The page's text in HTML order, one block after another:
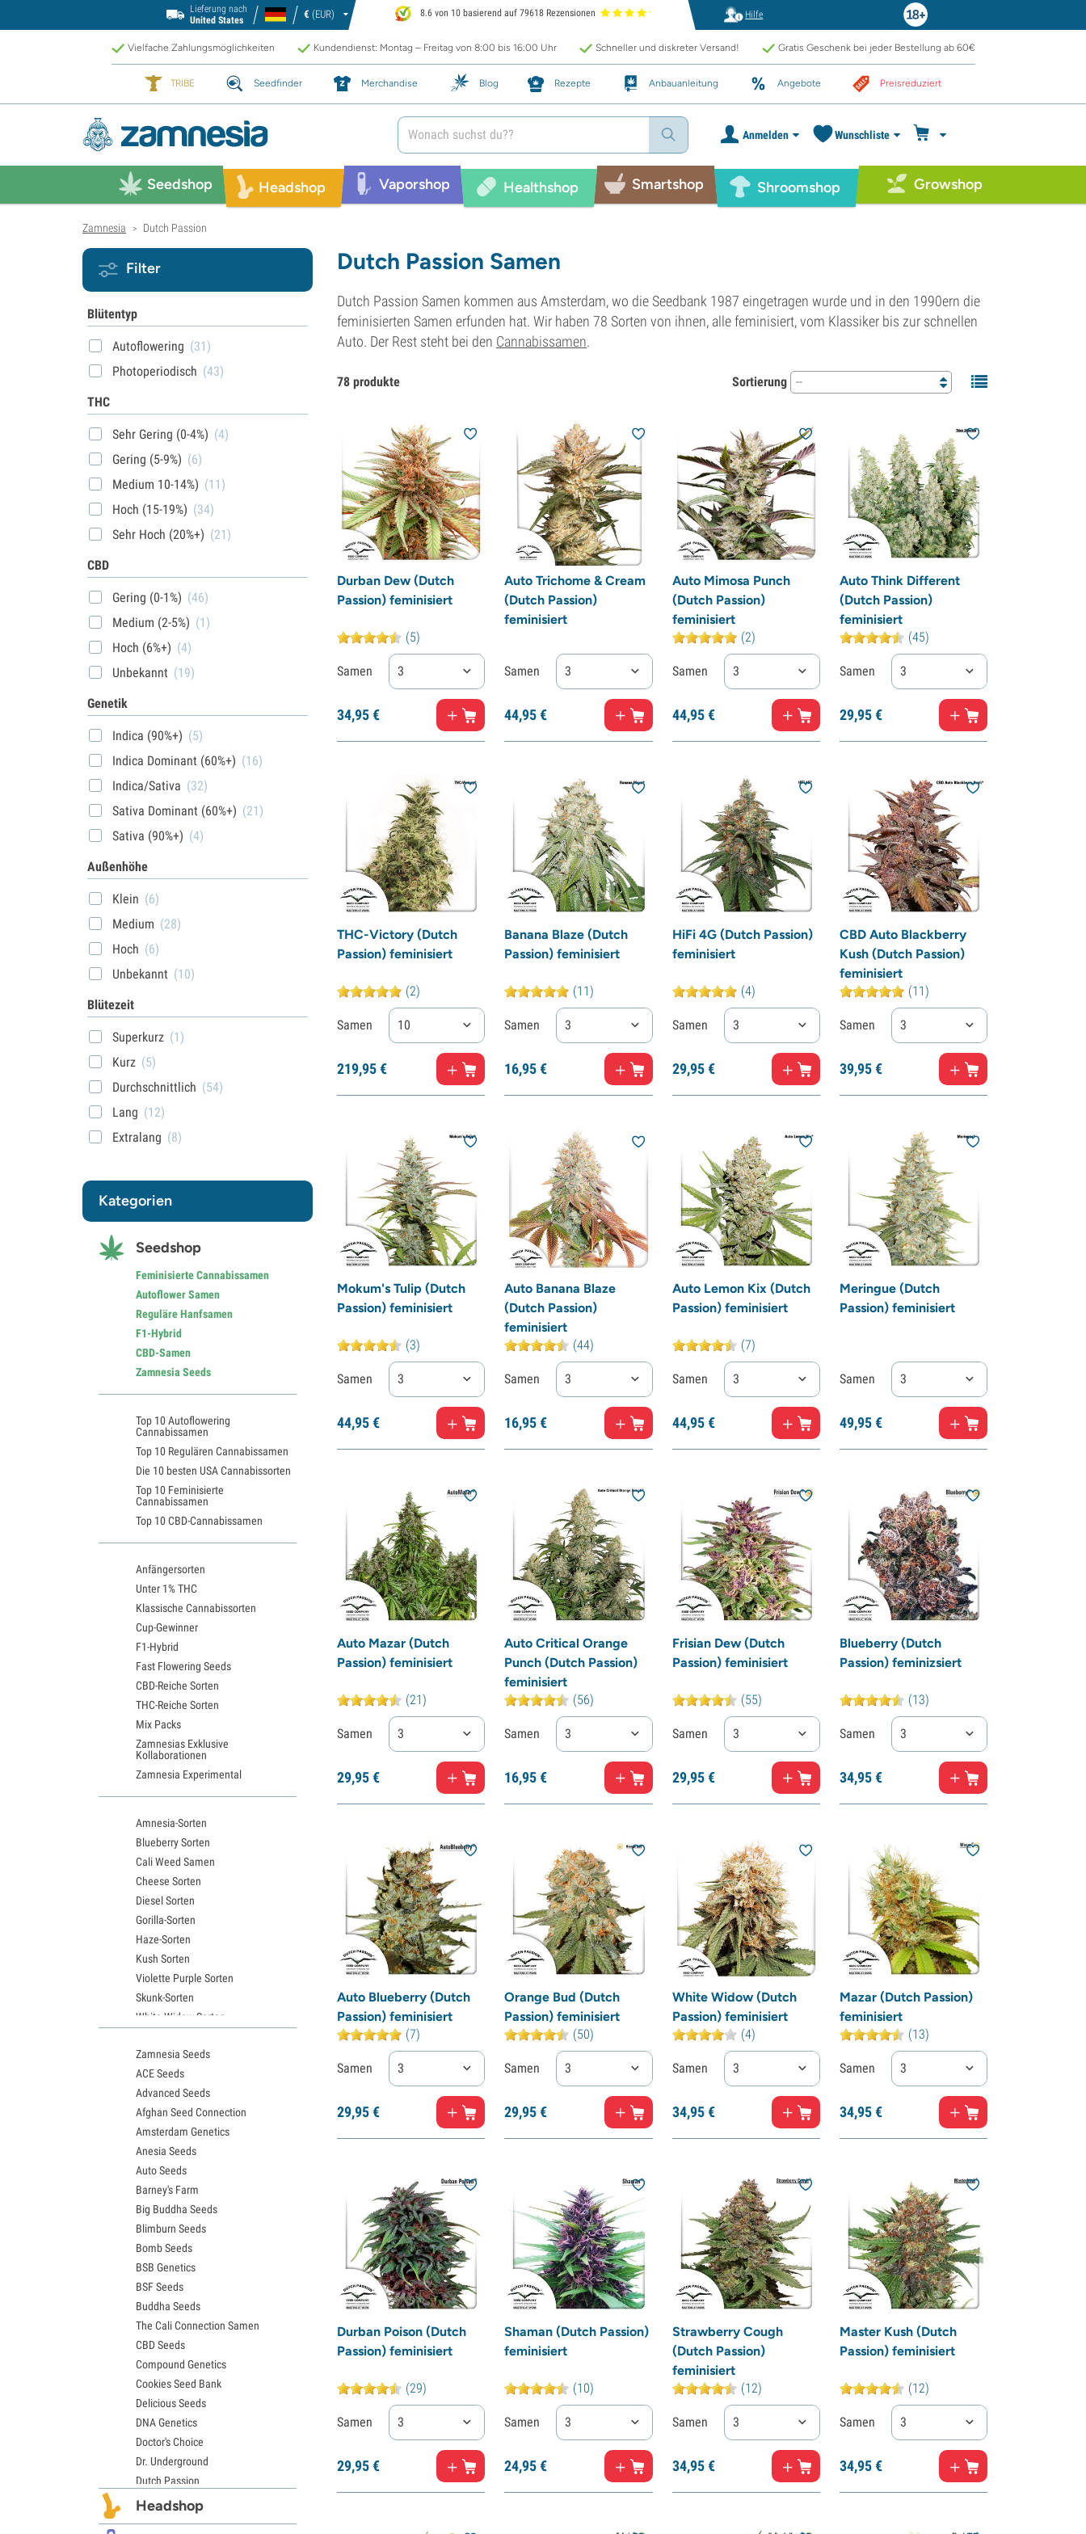
Lieferung nach
United States
€ (EUR) 8.6 von 10 basierend auf 79618 Rezensionen Hilfe
Vielfache Zahlungsmöglichkeiten Kundendienst: Montag – Freitag von 8:00 bis 16:00 Uhr Schneller und diskreter Versand! Gratis Geschenk bei jeder Bestellung ab 60€
TRIBE Seedfinder Merchandise Blog Rezepte Anbauanleitung Angebote Preisreduziert
Anmelden Wunschliste
Seedshop Headshop Vaporshop Healthshop Smartshop Shroomshop Growshop
Zamnesia > Dutch Passion
Dutch Passion Samen
Dutch Passion Samen kommen aus Amsterdam, wo die Seedbank 1987 eingetragen wurde und in den 1990ern die
feminisierten Samen erfunden hat. Wir haben 78 Sorten von ihnen, alle feminisiert, vom Klassiker bis zur schnellen
Auto. Der Rest steht bei den Cannabissamen.
78 produkte Sortierung --
Durban Dew (Dutch
Passion) feminisiert
(5)
Samen 3
34,95€
Auto Trichome & Cream
(Dutch Passion)
feminisiert
Samen 3
44,95€
Auto Mimosa Punch
(Dutch Passion)
feminisiert
(2)
Samen 3
44,95€
Auto Think Different
(Dutch Passion)
feminisiert
(45)
Samen 3
29,95€
THC-Victory (Dutch
Passion) feminisiert
(2)
Samen 10
219,95€
Banana Blaze (Dutch
Passion) feminisiert
(11)
Samen 3
16,95€
HiFi 4G (Dutch Passion)
feminisiert
(4)
Samen 3
29,95€
CBD Auto Blackberry
Kush (Dutch Passion)
feminisiert
(11)
Samen 3
39,95€
Mokum's Tulip (Dutch
Passion) feminisiert
(3)
Samen 3
44,95€
Auto Banana Blaze
(Dutch Passion)
feminisiert
(44)
Samen 3
16,95€
Auto Lemon Kix (Dutch
Passion) feminisiert
(7)
Samen 3
44,95€
Meringue (Dutch
Passion) feminisiert
Samen 3
49,95€
Auto Mazar (Dutch
Passion) feminisiert
(21)
Samen 3
29,95€
Auto Critical Orange
Punch (Dutch Passion)
feminisiert
(56)
Samen 3
16,95€
Frisian Dew (Dutch
Passion) feminisiert
(55)
Samen 3
29,95€
Blueberry (Dutch
Passion) feminizsiert
(13)
Samen 3
34,95€
Auto Blueberry (Dutch
Passion) feminisiert
(7)
Samen 3
29,95€
Orange Bud (Dutch
Passion) feminisiert
(50)
Samen 3
29,95€
White Widow (Dutch
Passion) feminisiert
(4)
Samen 3
34,95€
Mazar (Dutch Passion)
feminisiert
(13)
Samen 3
34,95€
Durban Poison (Dutch
Passion) feminisiert
(29)
Samen 3
29,95€
Shaman (Dutch Passion)
feminisiert
(10)
Samen 3
24,95€
Strawberry Cough
(Dutch Passion)
feminisiert
(12)
Samen 3
34,95€
Master Kush (Dutch
Passion) feminisiert
(12)
Samen 3
34,95€
Filter
Blütentyp
Autoflowering (31)
Photoperiodisch (43)
THC
Sehr Gering (0-4%) (4)
Gering (5-9%) (6)
Medium 10-14%) (11)
Hoch (15-19%) (34)
Sehr Hoch (20%+) (21)
CBD
Gering (0-1%) (46)
Medium (2-5%) (1)
Hoch (6%+) (4)
Unbekannt (19)
Genetik
Indica (90%+) (5)
Indica Dominant (60%+) (16)
Indica/Sativa (32)
Sativa Dominant (60%+) (21)
Sativa (90%+) (4)
Außenhöhe
Klein (6)
Medium (28)
Hoch (6)
Unbekannt (10)
Blütezeit
Superkurz (1)
Kurz (5)
Durchschnittlich (54)
Lang (12)
Extralang (8)
Kategorien
Seedshop
Feminisierte Cannabissamen
Autoflower Samen
Reguläre Hanfsamen
F1-Hybrid
CBD-Samen
Zamnesia Seeds
Top 10 Autoflowering
Cannabissamen
Top 10 Regulären Cannabissamen
Die 10 besten USA Cannabissorten
Top 10 Feminisierte
Cannabissamen
Top 10 CBD-Cannabissamen
Anfängersorten
Unter 1% THC
Klassische Cannabissorten
Cup-Gewinner
F1-Hybrid
Fast Flowering Seeds
CBD-Reiche Sorten
THC-Reiche Sorten
Mix Packs
Zamnesias Exklusive
Kollaborationen
Zamnesia Experimental
Amnesia-Sorten
Blueberry Sorten
Cali Weed Samen
Cheese Sorten
Diesel Sorten
Gorilla-Sorten
Haze-Sorten
Kush Sorten
Violette Purple Sorten
Skunk-Sorten
White Widow Sorten
Granddaddy Purple Samen
OG Kush Samen
Blue Dream Samen
Lemon Haze Samen
Bruce Banner Samen
Gelato Samen
Sour Diesel Samen
Jack Herer Samen
Girl Scout Cookies Samen
Wedding Cake Samen
Zkittlez Samen
Pineapple Express Samen
Chemdawg Samen
Hindu Kush Samen
Mimosa Samen
Zamnesia Seeds
ACE Seeds
Advanced Seeds
Afghan Seed Connection
Amsterdam Genetics
Anesia Seeds
Auto Seeds
Barney's Farm
Big Buddha Seeds
Blimburn Seeds
Bomb Seeds
BSB Genetics
BSF Seeds
Buddha Seeds
The Cali Connection Samen
CBD Seeds
Compound Genetics
Cookies Seed Bank
Delicious Seeds
DNA Genetics
Doctor's Choice
Dr. Underground
Dutch Passion
Elite Seeds
Headshop